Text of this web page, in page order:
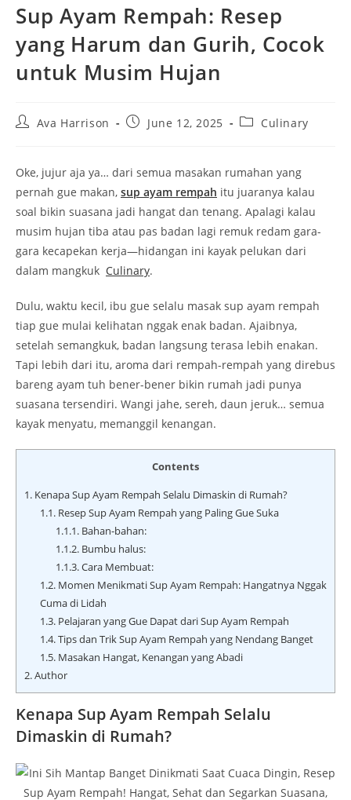
Sup Ayam Rempah: Resep
yang Harum dan Gurih, Cocok
untuk Musim Hujan
PostAva Harrison
PostJune 12, 2025
PostCulinary
Oke, jujur aja ya… dari semua masakan rumahan yang
pernah gue makan, sup ayam rempah itu juaranya kalau
soal bikin suasana jadi hangat dan tenang. Apalagi kalau
musim hujan tiba atau pas badan lagi remuk redam gara-
gara kecapekan kerja—hidangan ini kayak pelukan dari
dalam mangkuk Culinary.
Dulu, waktu kecil, ibu gue selalu masak sup ayam rempah
tiap gue mulai kelihatan nggak enak badan. Ajaibnya,
setelah semangkuk, badan langsung terasa lebih enakan.
Tapi lebih dari itu, aroma dari rempah-rempah yang direbus
bareng ayam tuh bener-bener bikin rumah jadi punya
suasana tersendiri. Wangi jahe, sereh, daun jeruk… semua
kayak menyatu, memanggil kenangan.
Contents
1. Kenapa Sup Ayam Rempah Selalu Dimaskin di Rumah?
1.1.Resep Sup Ayam Rempah yang Paling Gue Suka
1.1.1.Bahan-bahan:
1.1.2.Bumbu halus:
1.1.3.Cara Membuat:
1.2.Momen Menikmati Sup Ayam Rempah: Hangatnya Nggak
Cuma di Lidah
1.3.Pelajaran yang Gue Dapat dari Sup Ayam Rempah
1.4.Tips dan Trik Sup Ayam Rempah yang Nendang Banget
1.5.Masakan Hangat, Kenangan yang Abadi
2.Author
Kenapa Sup Ayam Rempah Selalu
Dimaskin di Rumah?